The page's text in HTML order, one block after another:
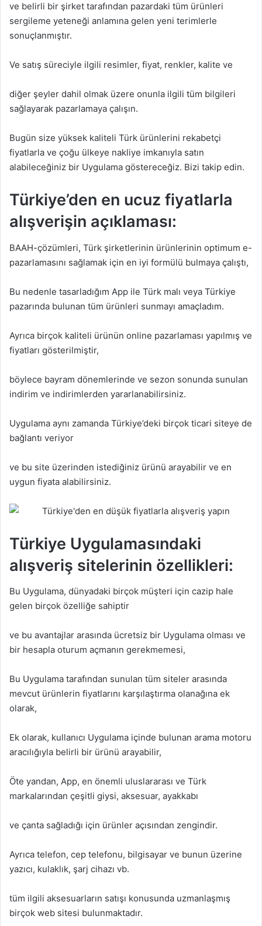
ve belirli bir şirket tarafından pazardaki tüm ürünleri
sergileme yeteneği anlamına gelen yeni terimlerle
sonuçlanmıştır.
Ve satış süreciyle ilgili resimler, fiyat, renkler, kalite ve
diğer şeyler dahil olmak üzere onunla ilgili tüm bilgileri
sağlayarak pazarlamaya çalışın.
Bugün size yüksek kaliteli Türk ürünlerini rekabetçi
fiyatlarla ve çoğu ülkeye nakliye imkanıyla satın
alabileceğiniz bir Uygulama göstereceğiz. Bizi takip edin.
Türkiye’den en ucuz fiyatlarla
alışverişin açıklaması:
BAAH-çözümleri, Türk şirketlerinin ürünlerinin optimum e-
pazarlamasını sağlamak için en iyi formülü bulmaya çalıştı,
Bu nedenle tasarladığım App ile Türk malı veya Türkiye
pazarında bulunan tüm ürünleri sunmayı amaçladım.
Ayrıca birçok kaliteli ürünün online pazarlaması yapılmış ve
fiyatları gösterilmiştir,
böylece bayram dönemlerinde ve sezon sonunda sunulan
indirim ve indirimlerden yararlanabilirsiniz.
Uygulama aynı zamanda Türkiye’deki birçok ticari siteye de
bağlantı veriyor
ve bu site üzerinden istediğiniz ürünü arayabilir ve en
uygun fiyata alabilirsiniz.
Türkiye Uygulamasındaki
alışveriş sitelerinin özellikleri:
Bu Uygulama, dünyadaki birçok müşteri için cazip hale
gelen birçok özelliğe sahiptir
ve bu avantajlar arasında ücretsiz bir Uygulama olması ve
bir hesapla oturum açmanın gerekmemesi,
Bu Uygulama tarafından sunulan tüm siteler arasında
mevcut ürünlerin fiyatlarını karşılaştırma olanağına ek
olarak,
Ek olarak, kullanıcı Uygulama içinde bulunan arama motoru
aracılığıyla belirli bir ürünü arayabilir,
Öte yandan, App, en önemli uluslararası ve Türk
markalarından çeşitli giysi, aksesuar, ayakkabı
ve çanta sağladığı için ürünler açısından zengindir.
Ayrıca telefon, cep telefonu, bilgisayar ve bunun üzerine
yazıcı, kulaklık, şarj cihazı vb.
tüm ilgili aksesuarların satışı konusunda uzmanlaşmış
birçok web sitesi bulunmaktadır.